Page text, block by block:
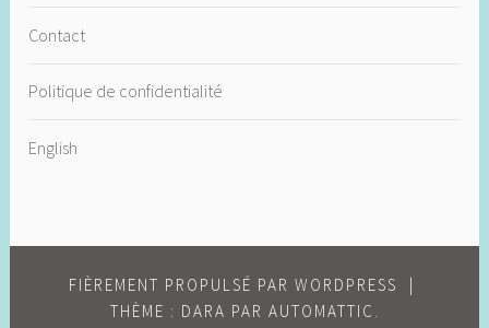
Contact
Politique de confidentialité
English
FIÈREMENT PROPULSÉ PAR WORDPRESS
|
THÈME : DARA PAR AUTOMATTIC .